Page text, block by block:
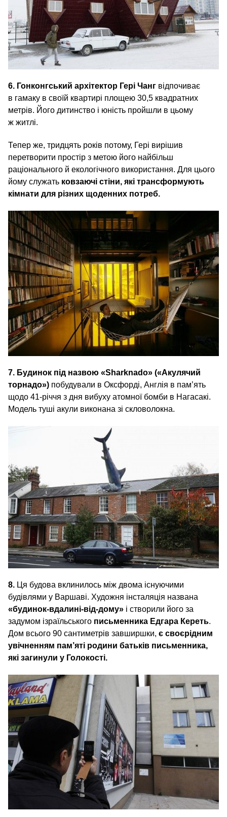
6. Гонконгський архітектор Гері Чанг відпочиває
в гамаку в своїй квартирі площею 30,5 квадратних
метрів. Його дитинство і юність пройшли в цьому
ж житлі.
Тепер же, тридцять років потому, Гері вирішив
перетворити простір з метою його найбільш
раціонального й екологічного використання. Для цього
йому служать ковзаючі стіни, які трансформують
кімнати для різних щоденних потреб.
7. Будинок під назвою «Sharknado» («Акулячий
торнадо») побудували в Оксфорді, Англія в пам’ять
щодо 41-річчя з дня вибуху атомної бомби в Нагасакі.
Модель туші акули виконана зі скловолокна.
8. Ця будова вклинилось між двома існуючими
будівлями у Варшаві. Художня інсталяція названа
«будинок-вдалині-від-дому» і створили його за
задумом ізраїльського письменника Едгара Кереть.
Дом всього 90 сантиметрів завширшки, є своєрідним
увічненням пам’яті родини батьків письменника,
які загинули у Голокості.